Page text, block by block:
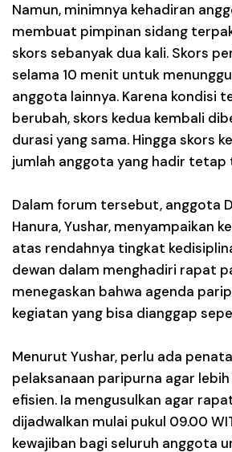
Namun, minimnya kehadiran
membuat pimpinan sidang
skors sebanyak dua kali. Skors
selama 10 menit untuk
anggota lainnya. Karena kondisi
berubah, skors kedua kembali
durasi yang sama. Hingga skors
jumlah anggota yang hadir
Dalam forum tersebut, anggota
Hanura, Yushar, menyampaikan
atas rendahnya tingkat
dewan dalam menghadiri rapat
menegaskan bahwa agenda
kegiatan yang bisa dianggap
Menurut Yushar, perlu ada
pelaksanaan paripurna agar
efisien. Ia mengusulkan agar
dijadwalkan mulai pukul 09.00
kewajiban bagi seluruh anggota